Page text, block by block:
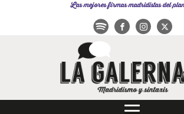
Las mejores firmas madridistas del